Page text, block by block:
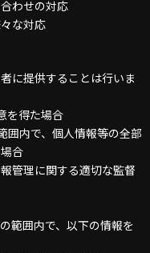
わせの対応
な対応
に提供することは行いま
を得た場合
囲内で、個人情報等の全部
合
管理に関する適切な監督
範囲内で、以下の情報を